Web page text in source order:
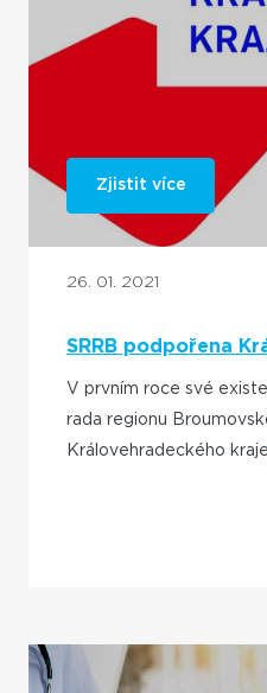
Zjistit více
26. 01. 2021
SRRB podpořena
V prvním roce své
rada regionu
Královehradeckého